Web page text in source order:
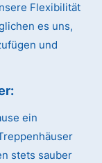
Flexibilität
es uns,
und
ein
stets sauber